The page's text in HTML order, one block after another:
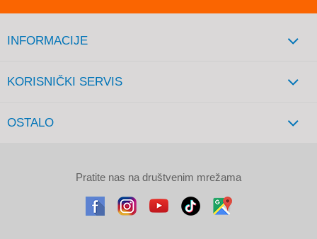
INFORMACIJE
KORISNIČKI SERVIS
OSTALO
Pratite nas na društvenim mrežama